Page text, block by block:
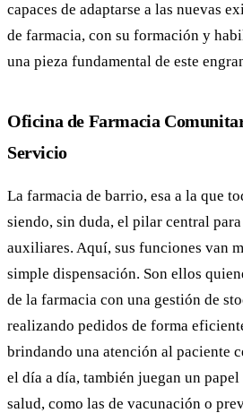
capaces de adaptarse a las nuevas
de farmacia, con su formación y
una pieza fundamental de este
Oficina de Farmacia
Servicio
La farmacia de barrio, esa a la que
siendo, sin duda, el pilar central
auxiliares. Aquí, sus funciones van
simple dispensación. Son ellos
de la farmacia con una gestión de
realizando pedidos de forma
brindando una atención al paciente
el día a día, también juegan un
salud, como las de vacunación o